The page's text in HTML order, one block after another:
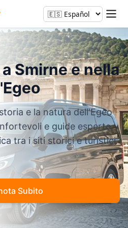
Smirne e nella
e la natura dell'Egeo
e guide esperte.
tra i siti storici e turistici
Subito